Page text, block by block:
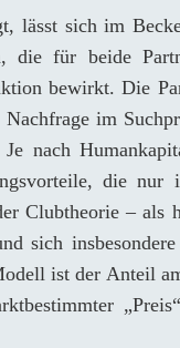
lässt sich im
die für beide
bewirkt. Die
im
nach
die nur
Clubtheorie – als
sich
ist der Anteil